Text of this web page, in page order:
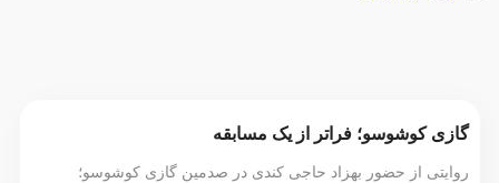
گازی کوشوسو؛ فراتر از یک مسابقه
روایتی از حضور بهزاد حاجی کندی در صدمین گازی کوشوسو؛